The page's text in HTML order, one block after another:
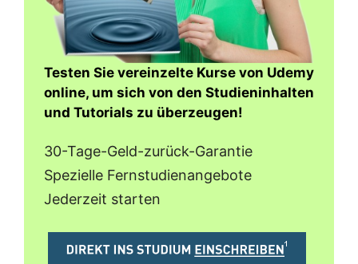
Testen Sie vereinzelte Kurse von Udemy
online, um sich von den Studieninhalten
und Tutorials zu überzeugen!
30-Tage-Geld-zurück-Garantie
Spezielle Fernstudienangebote
Jederzeit starten